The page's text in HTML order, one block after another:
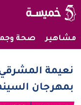
مشاهير صحة
نعيمة
بمهرجان